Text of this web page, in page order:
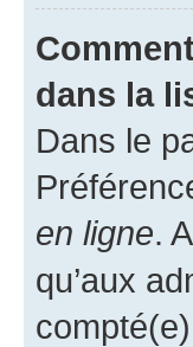
dans la
Dans le
en ligne.
qu’aux